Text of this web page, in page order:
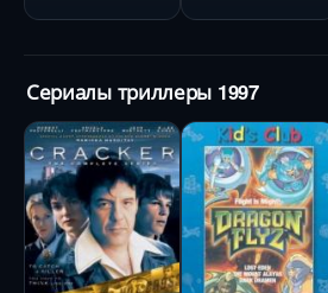
Сериалы триллеры 1997